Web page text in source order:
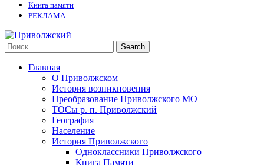
Книга памяти
РЕКЛАМА
Главная
О Приволжском
История возникновения
Преобразование Приволжского МО
ТОСы р. п. Приволжский
География
Население
История Приволжского
Одноклассники Приволжского
Книга Памяти